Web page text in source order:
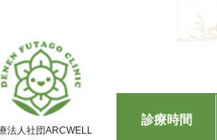
法⼈社団ARCWELL
診療時間